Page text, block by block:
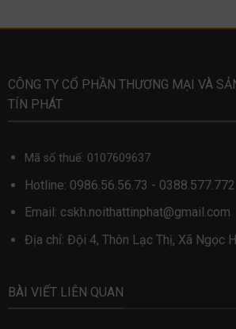
CÔNG TY CỔ PHẦN THƯƠNG MẠI VÀ
TÍN PHÁT
Mã số thuế: 0107609637
Hotline: 0986.56.56.73 - 0388.577.772
Email: cskh.noithattinphat@gmail.com
Địa chỉ: Đội 4, Thôn Lạc Thị, Xã Ngọc
BÀI VIẾT LIÊN QUAN